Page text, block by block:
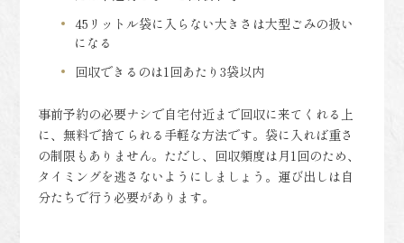
45リットル袋に入らない大きさは大型ごみの扱い
になる
回収できるのは1回あたり3袋以内
事前予約の必要ナシで自宅付近まで回収に来てくれる上
に、無料で捨てられる手軽な方法です。袋に入れば重さ
の制限もありません。ただし、回収頻度は月1回のため、
タイミングを逃さないようにしましょう。運び出しは自
分たちで行う必要があります。